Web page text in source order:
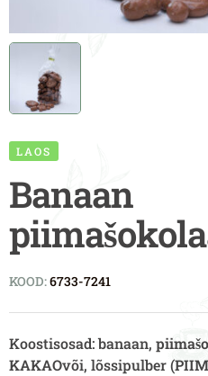
LAOS
Banaan
KOOD:6733-7241
Koostisosad: banaan,
KAKAOvõi, lõssipulber (